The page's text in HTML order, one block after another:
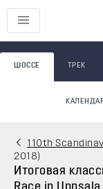
ШОССЕ ТРЕК
110th
2018)
Итоговая